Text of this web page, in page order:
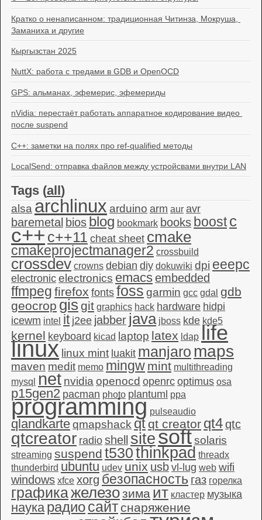
Кратко о ненаписанном: традиционная Читинза, Мокруша,
Заманиха и другие
Кыргызстан 2025
NuttX: работа с тредами в GDB и OpenOCD
GPS: альманах, эфемерис, эфемериды
nVidia: перестаёт работать аппаратное кодирование видео
после suspend
C++: заметки на полях про ref-qualified методы
LocalSend: отправка файлов между устройсвами внутри LAN
Tags (all)
alsaarchlinux arduino arm aur avr
baremetal bios blog bookmark books boost c
c++c++11 cheat sheet cmake
cmakeprojectmanager2 crossbuild
crossdev crowns debian diy dokuwiki dpi eeepc
electronic electronics emacsembedded
ffmpeg firefox fonts foss garmin gcc gdal gdb
geocrop gis git graphics hack hardware hidpi
icewm intel it j2ee jabber java jboss kde kde5
kernel keyboard kicad laptop latex ldap life
linux linux mint luakit manjaro maps
maven medit memo mingw mint multithreading
mysql
net nvidiaopenocd openrc optimus osa
p15gen2 pacman photo plantuml ppa
programming pulseaudio
qlandkarteqmapshack qt qt creator qt4qtc
qtcreator radio shell sitesoftsolaris
streaming suspend t530thinkpad threadx
thunderbird ubuntu udev unix usb vl-lug web wifi
windows xfce xorg безопасность газ горелка
графикажелезозима ит кластер музыка
наука радиосайт снаряжение